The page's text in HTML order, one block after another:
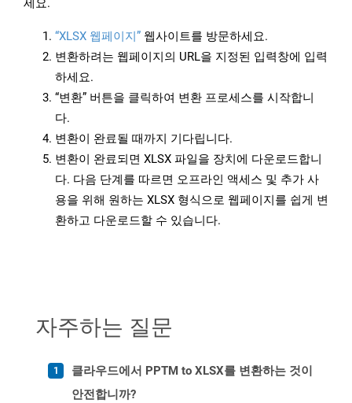
세요.
“XLSX 웹페이지” 웹사이트를 방문하세요.
변환하려는 웹페이지의 URL을 지정된 입력창에 입력
하세요.
“변환” 버튼을 클릭하여 변환 프로세스를 시작합니
다.
변환이 완료될 때까지 기다립니다.
변환이 완료되면 XLSX 파일을 장치에 다운로드합니
다. 다음 단계를 따르면 오프라인 액세스 및 추가 사
용을 위해 원하는 XLSX 형식으로 웹페이지를 쉽게 변
환하고 다운로드할 수 있습니다.
자주하는 질문
클라우드에서 PPTM to XLSX를 변환하는 것이
안전합니까?